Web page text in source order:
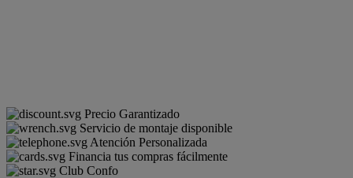
Precio Garantizado
Servicio de montaje disponible
Atención Personalizada
Financia tus compras fácilmente
Club Confo